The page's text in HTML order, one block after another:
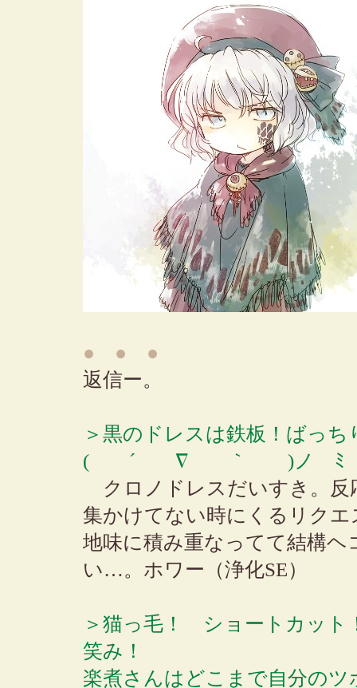
● ● ●
返信ー。
＞黒のドレスは鉄板！ばっ
( ´ ∇ ｀ )ノ ﾐ
クロノドレスだいすき。反
集かけてない時にくるリク
地味に積み重なってて結構
い…。ホワー（浄化SE）
＞猫っ毛！ ショートカッ
笑み！
楽煮さんはどこまで自分の